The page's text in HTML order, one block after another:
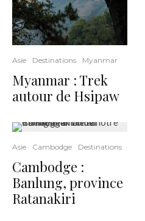
Asie Destinations Myanmar
Myanmar : Trek
autour de Hsipaw
Asie Cambodge Destinations
Cambodge :
Banlung, province
Ratanakiri